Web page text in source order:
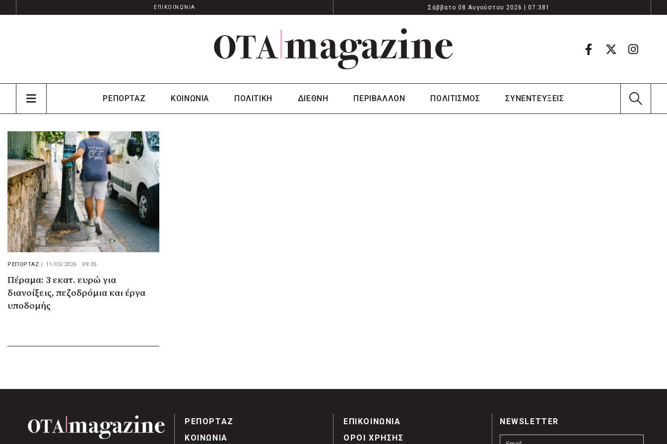
ΕΠΙΚΟΙΝΩΝΙΑ Σάββατο 08 Αυγούστου 2026 | 07:381
ΡΕΠΟΡΤΑΖ ΚΟΙΝΩΝΙΑ ΠΟΛΙΤΙΚΗ ΔΙΕΘΝΗ ΠΕΡΙΒΑΛΛΟΝ ΠΟΛΙΤΙΣΜΟΣ ΣΥΝΕΝΤΕΥΞΕΙΣ
ΡΕΠΟΡΤΑΖ | 11/05/2026 · 09:35
Πέραμα: 3 εκατ. ευρώ για
διανοίξεις, πεζοδρόμια και έργα
υποδομής
ΡΕΠΟΡΤΑΖ
ΚΟΙΝΩΝΙΑ
ΕΠΙΚΟΙΝΩΝΙΑ
ΟΡΟΙ ΧΡΗΣΗΣ
NEWSLETTER